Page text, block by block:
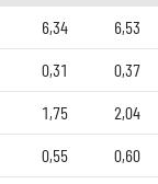
6,34 6,53
0,31 0,37
1,75 2,04
0,55 0,60